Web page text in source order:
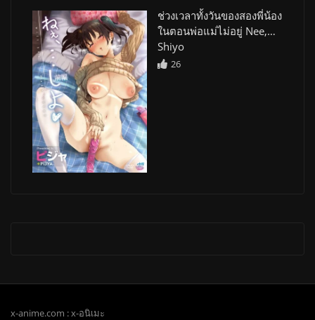
ช่วงเวลาทั้งวันของสองพี่น้อง
ในตอนพ่อแม่ไม่อยู่ Nee,…
Shiyo
26
x-anime.com : x-อนิเมะ